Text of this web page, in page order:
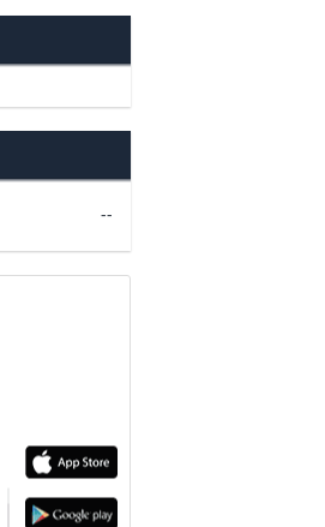
--